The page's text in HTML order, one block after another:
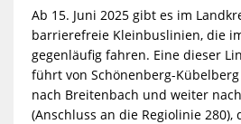
Ab 15. Juni 2025 gibt es im
barrierefreie Kleinbuslinien, die
gegenläufig fahren. Eine dieser
führt von Schönenberg-
nach Breitenbach und weiter
(Anschluss an die Regiolinie 280),